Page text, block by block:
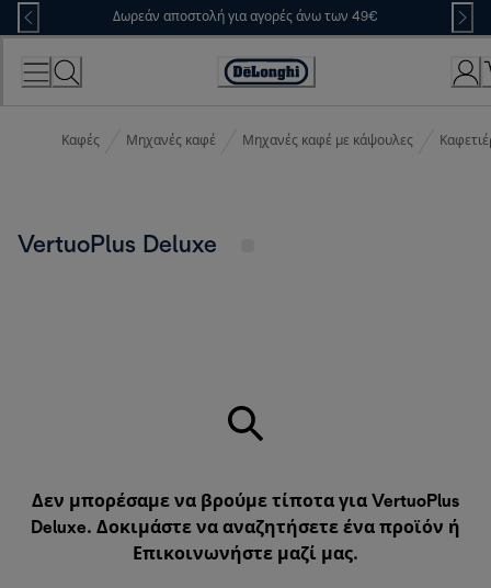
Skip
to
Content
Δωρεάν αποστολή για αγορές άνω των 49€
Accessibility
Καφές Μηχανές καφέ Μηχανές καφέ με κάψουλες
VertuoPlus Deluxe
Δεν μπορέσαμε να βρούμε τίποτα για VertuoPlus
Deluxe. Δοκιμάστε να αναζητήσετε ένα προϊόν ή
Επικοινωνήστε μαζί μας.